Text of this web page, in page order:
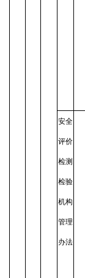
安全
评价
检测
检验
机构
管理
办法